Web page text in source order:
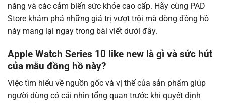
năng và các cảm biến sức khỏe cao cấp. Hãy cùng PAD
Store khám phá những giá trị vượt trội mà dòng đồng hồ
này mang lại ngay trong bài viết dưới đây.
Apple Watch Series 10 like new là gì và sức hút
của mẫu đồng hồ này?
Việc tìm hiểu về nguồn gốc và vị thế của sản phẩm giúp
người dùng có cái nhìn tổng quan trước khi quyết định